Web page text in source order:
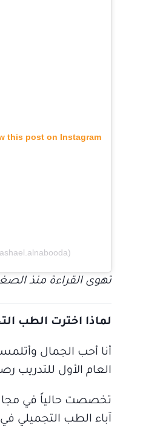
this post on Instagram
تهوى القراءة منذ
لماذا اخترت الطب
أنا أحب الجمال
العام الأول للتدريب
تخصصت حالياً في مجال
آباء الطب التجميلي